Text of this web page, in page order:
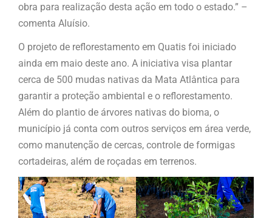
obra para realização desta ação em todo o estado.” –
comenta Aluísio.
O projeto de reflorestamento em Quatis foi iniciado
ainda em maio deste ano. A iniciativa visa plantar
cerca de 500 mudas nativas da Mata Atlântica para
garantir a proteção ambiental e o reflorestamento.
Além do plantio de árvores nativas do bioma, o
município já conta com outros serviços em área verde,
como manutenção de cercas, controle de formigas
cortadeiras, além de roçadas em terrenos.